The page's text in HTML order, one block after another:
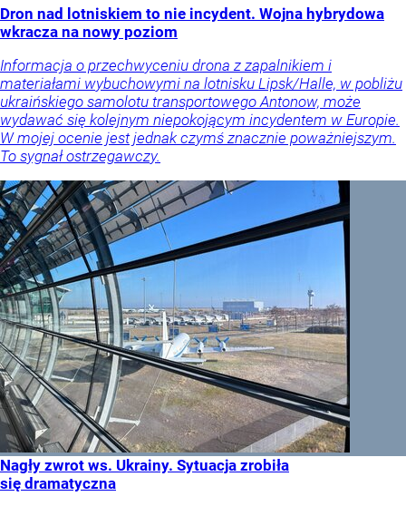
Dron nad lotniskiem to nie incydent. Wojna hybrydowa
wkracza na nowy poziom
Informacja o przechwyceniu drona z zapalnikiem i
materiałami wybuchowymi na lotnisku Lipsk/Halle, w pobliżu
ukraińskiego samolotu transportowego Antonow, może
wydawać się kolejnym niepokojącym incydentem w Europie.
W mojej ocenie jest jednak czymś znacznie poważniejszym.
To sygnał ostrzegawczy.
Nagły zwrot ws. Ukrainy. Sytuacja zrobiła
się dramatyczna